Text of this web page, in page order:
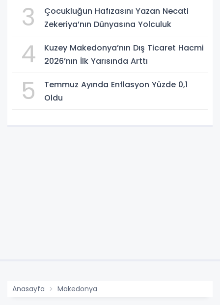
3
Çocukluğun Hafızasını Yazan Necati
Zekeriya’nın Dünyasına Yolculuk
4
Kuzey Makedonya’nın Dış Ticaret Hacmi
2026’nın İlk Yarısında Arttı
5
Temmuz Ayında Enflasyon Yüzde 0,1
Oldu
Anasayfa Makedonya